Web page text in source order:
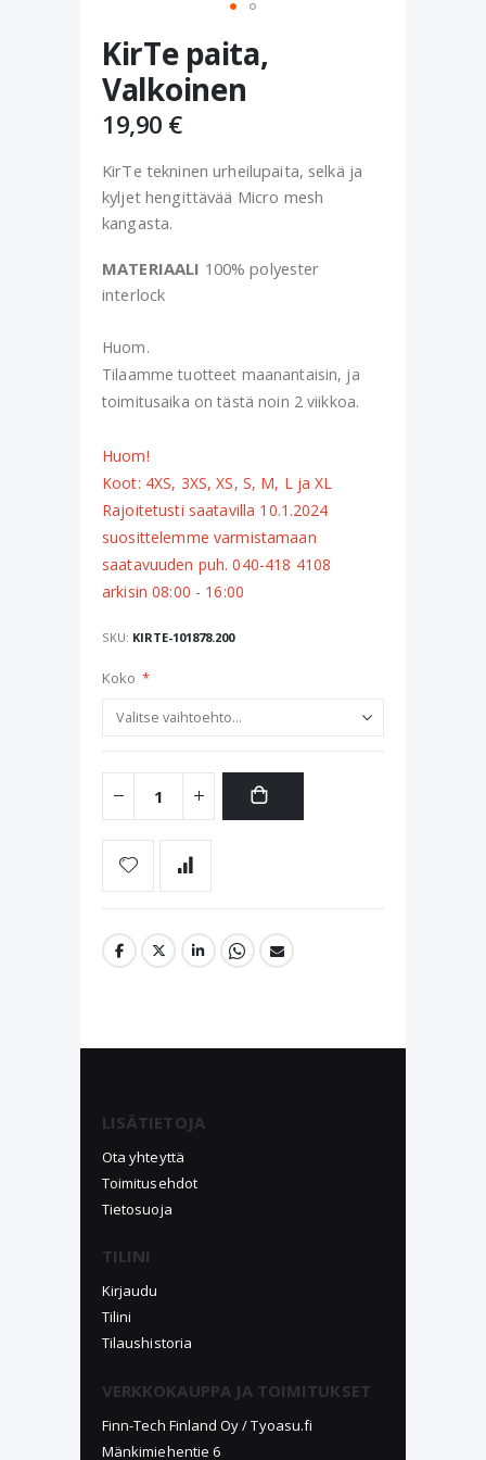
to
the
beginning
of
the
gallery
KirTe paita,
Valkoinen
19,90 €
KirTe tekninen urheilupaita, selkä ja
kyljet hengittävää Micro mesh
kangasta.
MATERIAALI 100% polyester
interlock
Huom.
Tilaamme tuotteet maanantaisin, ja
toimitusaika on tästä noin 2 viikkoa.
Huom!
Koot: 4XS, 3XS, XS, S, M, L ja XL
Rajoitetusti saatavilla 10.1.2024
suosittelemme varmistamaan
saatavuuden puh. 040-418 4108
arkisin 08:00 - 16:00
SKU KIRTE-101878.200
Koko
LISÄTIETOJA
Ota yhteyttä
Toimitusehdot
Tietosuoja
TILINI
Kirjaudu
Tilini
Tilaushistoria
VERKKOKAUPPA JA TOIMITUKSET
Finn-Tech Finland Oy / Tyoasu.fi
Mänkimiehentie 6